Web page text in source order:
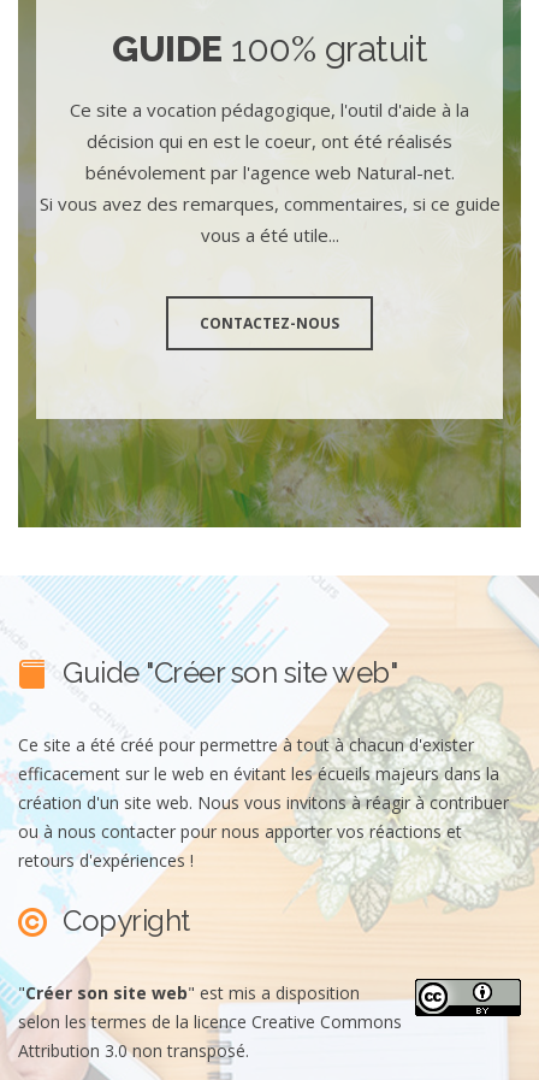
GUIDE 100% gratuit
Ce site a vocation pédagogique, l'outil d'aide à la
décision qui en est le coeur, ont été réalisés
bénévolement par l'agence web Natural-net.
Si vous avez des remarques, commentaires, si ce guide
vous a été utile...
CONTACTEZ-NOUS
Guide "Créer son site web"
Ce site a été créé pour permettre à tout à chacun d'exister
efficacement sur le web en évitant les écueils majeurs dans la
création d'un site web. Nous vous invitons à réagir à contribuer
ou à nous contacter pour nous apporter vos réactions et
retours d'expériences !
Copyright
"Créer son site web" est mis a disposition
selon les termes de la licence Creative Commons
Attribution 3.0 non transposé.